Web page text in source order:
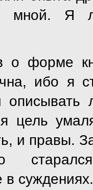
мной. Я
о форме
ибо я
цель
и правы.
в суждениях.